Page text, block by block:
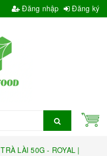
Đăng nhập Đăng ký
TRÀ LÀI 50G - ROYAL |